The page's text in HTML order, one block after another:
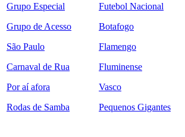
Grupo Especial
Grupo de Acesso
São Paulo
Carnaval de Rua
Por aí afora
Rodas de Samba
Futebol Nacional
Botafogo
Flamengo
Fluminense
Vasco
Pequenos Gigantes